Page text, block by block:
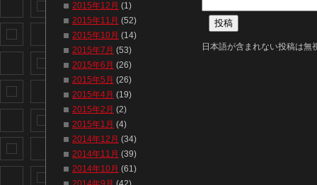
日本語が含まれない投稿は無
2015年12月 (1)
2015年11月 (52)
2015年10月 (14)
2015年7月 (53)
2015年6月 (26)
2015年5月 (26)
2015年4月 (19)
2015年2月 (2)
2015年1月 (4)
2014年12月 (34)
2014年11月 (39)
2014年10月 (61)